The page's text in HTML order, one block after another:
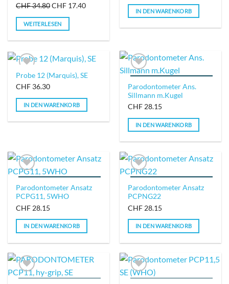
IN DIE WUNSCHLISTE
CHF34.80Ursprünglicher
Preis
war:
CHF 17.40Aktueller
WEITERLESEN
IN DIE WUNSCHLISTE
IN DEN WARENKORB
IN DIE WUNSCHLISTE
Probe 12 (Marquis), SE
CHF 36.30
IN DEN WARENKORB
IN DIE WUNSCHLISTE
Parodontometer Ans.
Sillmann m.Kugel
CHF28.15
IN DEN WARENKORB
IN DIE WUNSCHLISTE
Parodontometer Ansatz
PCPG11, 5WHO
CHF 28.15
IN DEN WARENKORB
IN DIE WUNSCHLISTE
Parodontometer Ansatz
PCPNG22
CHF 28.15
IN DEN WARENKORB